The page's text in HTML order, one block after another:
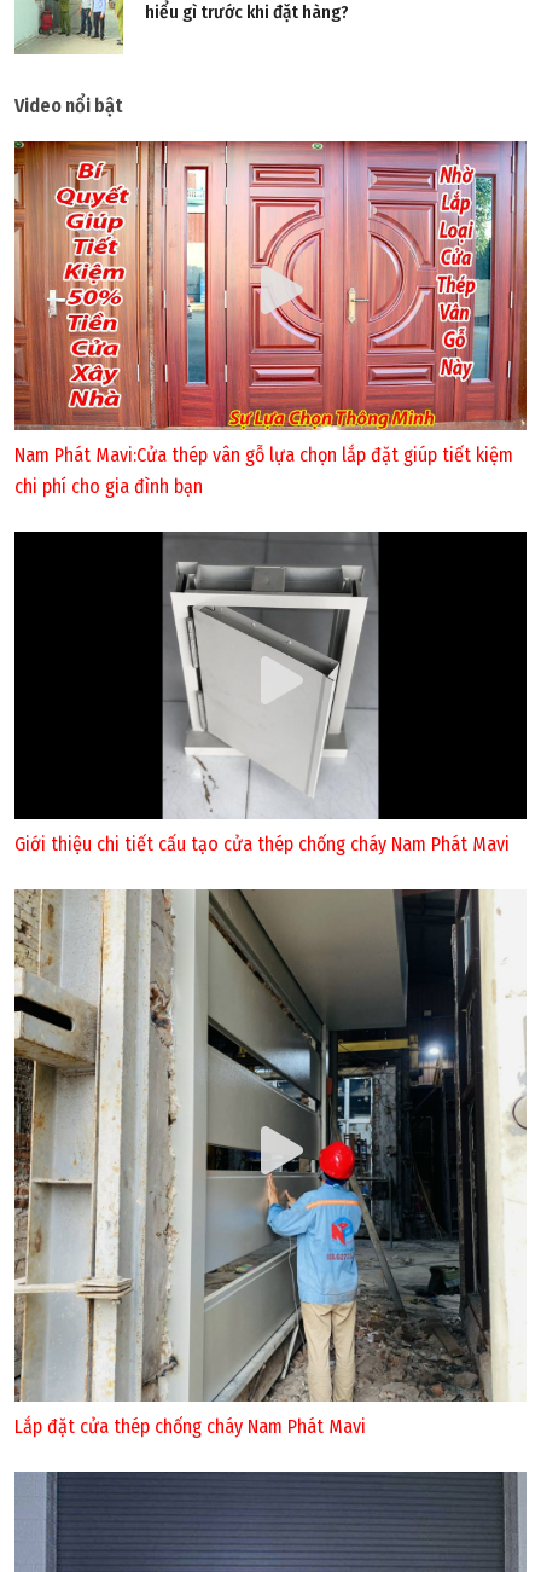
hiểu gì trước khi đặt hàng?
Video nổi bật
Nam Phát Mavi:Cửa thép vân gỗ lựa chọn lắp đặt giúp tiết kiệm
chi phí cho gia đình bạn
Giới thiệu chi tiết cấu tạo cửa thép chống cháy Nam Phát Mavi
Lắp đặt cửa thép chống cháy Nam Phát Mavi